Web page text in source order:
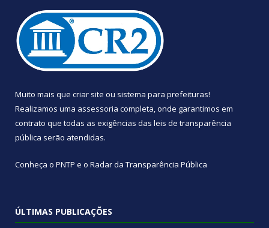
Muito mais que criar site ou sistema para prefeituras!
Realizamos uma assessoria completa, onde garantimos em
contrato que todas as exigências das leis de transparência
pública serão atendidas.
Conheça o PNTP e o Radar da Transparência Pública
ÚLTIMAS PUBLICAÇÕES